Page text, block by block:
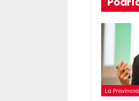
La Provincia